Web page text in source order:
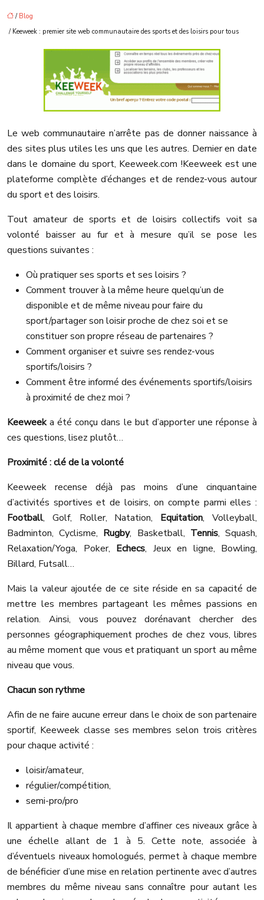
/ Blog
/ Keeweek : premier site web communautaire des sports et des loisirs pour tous
Le web communautaire n’arrête pas de donner naissance à
des sites plus utiles les uns que les autres. Dernier en date
dans le domaine du sport, Keeweek.com !Keeweek est une
plateforme complète d’échanges et de rendez-vous autour
du sport et des loisirs.
Tout amateur de sports et de loisirs collectifs voit sa
volonté baisser au fur et à mesure qu’il se pose les
questions suivantes :
Où pratiquer ses sports et ses loisirs ?
Comment trouver à la même heure quelqu’un de
disponible et de même niveau pour faire du
sport/partager son loisir proche de chez soi et se
constituer son propre réseau de partenaires ?
Comment organiser et suivre ses rendez-vous
sportifs/loisirs ?
Comment être informé des événements sportifs/loisirs
à proximité de chez moi ?
Keeweeka été conçu dans le but d’apporter une réponse à
ces questions, lisez plutôt…
Proximité : clé de la volonté
Keeweek recense déjà pas moins d’une cinquantaine
d’activités sportives et de loisirs, on compte parmi elles :
Football, Golf, Roller, Natation, Equitation, Volleyball,
Badminton, Cyclisme, Rugby, Basketball, Tennis, Squash,
Relaxation/Yoga, Poker, Echecs, Jeux en ligne, Bowling,
Billard, Futsall…
Mais la valeur ajoutée de ce site réside en sa capacité de
mettre les membres partageant les mêmes passions en
relation. Ainsi, vous pouvez dorénavant chercher des
personnes géographiquement proches de chez vous, libres
au même moment que vous et pratiquant un sport au même
niveau que vous.
Chacun son rythme
Afin de ne faire aucune erreur dans le choix de son partenaire
sportif, Keeweek classe ses membres selon trois critères
pour chaque activité :
loisir/amateur,
régulier/compétition,
semi-pro/pro
Il appartient à chaque membre d’affiner ces niveaux grâce à
une échelle allant de 1 à 5. Cette note, associée à
d’éventuels niveaux homologués, permet à chaque membre
de bénéficier d’une mise en relation pertinente avec d’autres
membres du même niveau sans connaître pour autant les